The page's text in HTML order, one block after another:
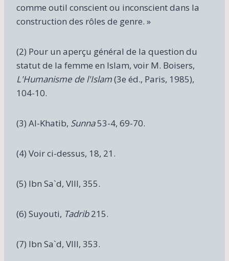
comme outil conscient ou inconscient dans la
construction des rôles de genre. »
(2) Pour un aperçu général de la question du
statut de la femme en Islam, voir M. Boisers,
L'Humanisme de l'Islam(3e éd., Paris, 1985),
104-10.
(3) Al-Khatib, Sunna53-4, 69-70.
(4) Voir ci-dessus, 18, 21.
(5) Ibn Sa`d, VIII, 355.
(6) Suyouti, Tadrib215.
(7) Ibn Sa`d, VIII, 353.